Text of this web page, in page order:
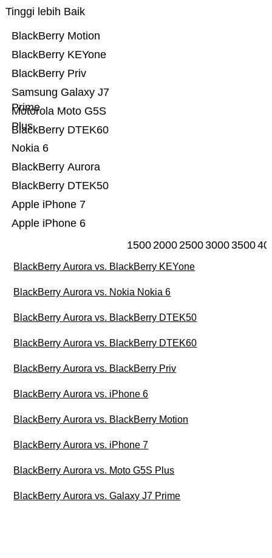
Tinggi lebih Baik
Apple iPhone 6
Apple iPhone 7
BlackBerry DTEK50
BlackBerry Aurora
Nokia 6
BlackBerry DTEK60
Motorola Moto G5S
Plus
Samsung Galaxy J7
Prime
BlackBerry Priv
BlackBerry KEYone
BlackBerry Motion
15002000250030003500
BlackBerry Aurora vs. BlackBerry KEYone
BlackBerry Aurora vs. Nokia Nokia 6
BlackBerry Aurora vs. BlackBerry DTEK50
BlackBerry Aurora vs. BlackBerry DTEK60
BlackBerry Aurora vs. BlackBerry Priv
BlackBerry Aurora vs. iPhone 6
BlackBerry Aurora vs. BlackBerry Motion
BlackBerry Aurora vs. iPhone 7
BlackBerry Aurora vs. Moto G5S Plus
BlackBerry Aurora vs. Galaxy J7 Prime